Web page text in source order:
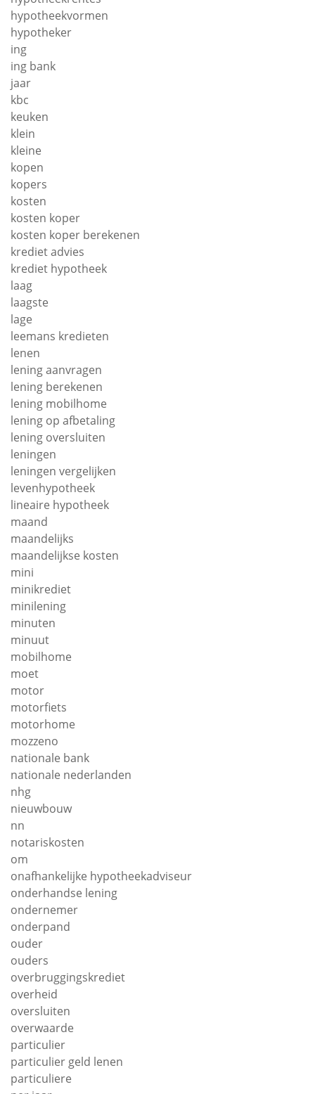
hypotheekvormen
hypotheker
ing
ing bank
jaar
kbc
keuken
klein
kleine
kopen
kopers
kosten
kosten koper
kosten koper berekenen
krediet advies
krediet hypotheek
laag
laagste
lage
leemans kredieten
lenen
lening aanvragen
lening berekenen
lening mobilhome
lening op afbetaling
lening oversluiten
leningen
leningen vergelijken
levenhypotheek
lineaire hypotheek
maand
maandelijks
maandelijkse kosten
mini
minikrediet
minilening
minuten
minuut
mobilhome
moet
motor
motorfiets
motorhome
mozzeno
nationale bank
nationale nederlanden
nhg
nieuwbouw
nn
notariskosten
om
onafhankelijke hypotheekadviseur
onderhandse lening
ondernemer
onderpand
ouder
ouders
overbruggingskrediet
overheid
oversluiten
overwaarde
particulier
particulier geld lenen
particuliere